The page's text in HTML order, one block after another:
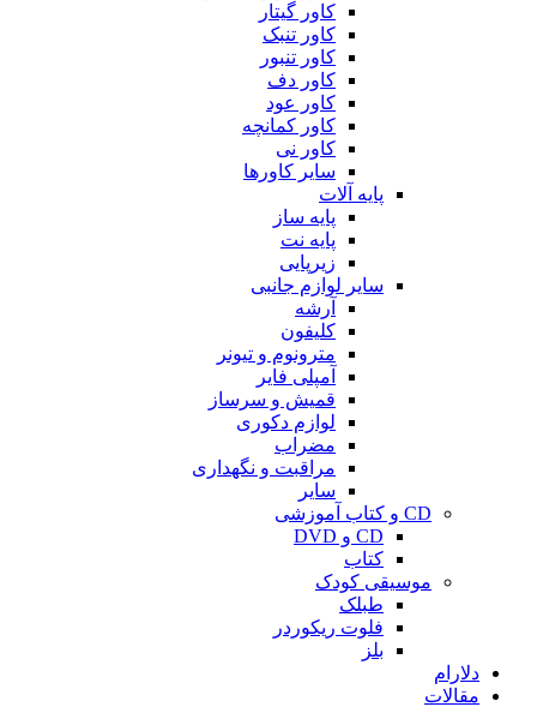
کاور گیتار
کاور تنبک
کاور تنبور
کاور دف
کاور عود
کاور کمانچه
کاور نی
سایر کاورها
پایه آلات
پایه ساز
پایه نت
زیرپایی
سایر لوازم جانبی
آرشه
کلیفون
مترونوم و تیونر
آمپلی فایر
قمیش و سرساز
لوازم دکوری
مضراب
مراقبت و نگهداری
سایر
CD و کتاب آموزشی
CD و DVD
کتاب
موسیقی کودک
طبلک
فلوت ریکوردر
بلز
دلارام
مقالات